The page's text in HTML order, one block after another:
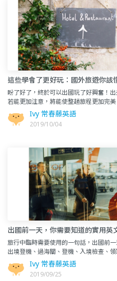
這些學會了更好玩：國外旅遊你該
盼了好了，終於可以出國玩了好興奮！
若能更加注意，將能使整趟旅程更加完
小知識為題，帶你一步步從登機、住宿
Ivy 常春藤英語
2019/10/04
出國前一天，你需要知道的實用英
旅行中臨時需要使用的一句話，出國前
出境登機、過海關、登機、入境檢查、
打盡。讀完這篇，將到目的地前的實用
Ivy 常春藤英語
2019/09/25